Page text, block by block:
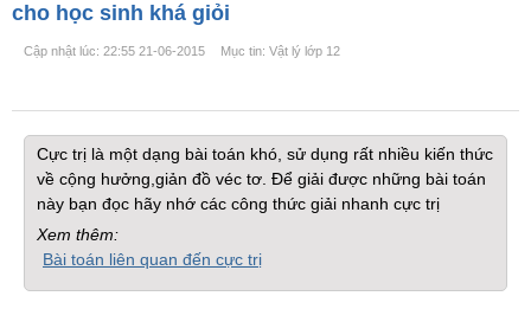
cho học sinh khá giỏi
Cập nhật lúc: 22:55 21-06-2015 Mục tin: Vật lý lớp 12
Cực trị là một dạng bài toán khó, sử dụng rất nhiều kiến thức
về cộng hưởng,giản đồ véc tơ. Để giải được những bài toán
này bạn đọc hãy nhớ các công thức giải nhanh cực trị
Xem thêm:
Bài toán liên quan đến cực trị